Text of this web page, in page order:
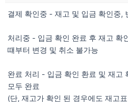
결제 확인중 - 재고 및 입금 확인중,
처리중 - 입금 확인 완료 후 재고 확
떄부터 변경 및 취소 불가능
완료 처리 - 입금 확인 환료 및 재고
모두 완료
(단, 재고가 확인 된 경우에도 재고